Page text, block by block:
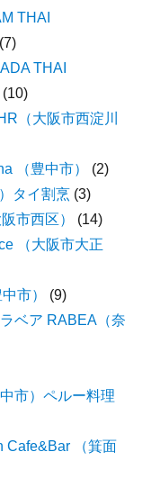
THAI
(7)
THAI
(10)
（大阪市西淀川
（豊中市）
(2)
タイ割烹 (3)
市西区）
(14)
（大阪市大正
市）
(9)
ベア RABEA（奈
市）ペルー料理
Cafe&Bar （箕面